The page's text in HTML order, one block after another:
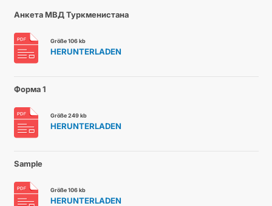
Анкета МВД Туркменистана
Größe 106 kb
HERUNTERLADEN
Форма 1
Größe 249 kb
HERUNTERLADEN
Sample
Größe 106 kb
HERUNTERLADEN